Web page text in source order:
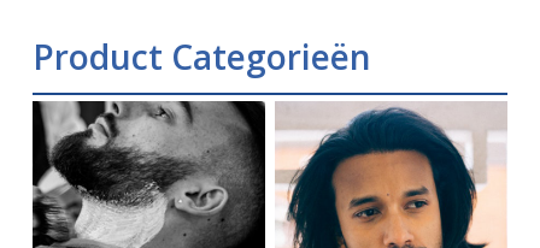
Product Categorieën